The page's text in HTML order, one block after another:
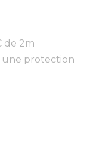
de 2m
une protection